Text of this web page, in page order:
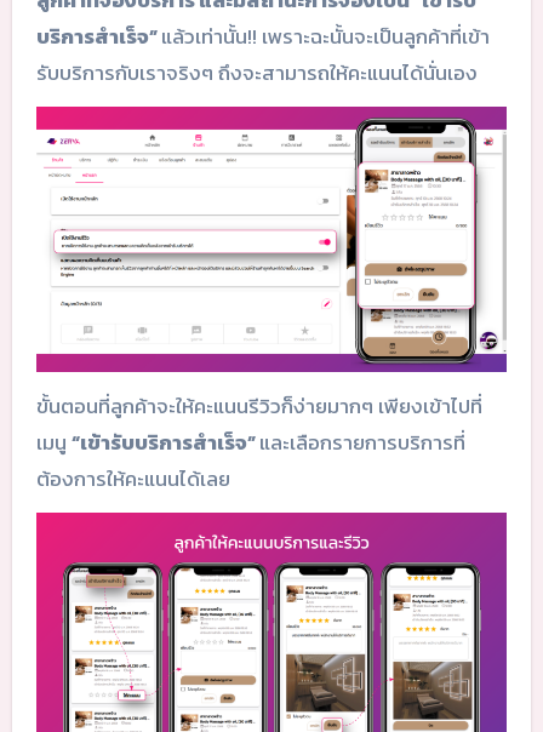
บริการสำเร็จ”แล้วเท่านั้น!! เพราะฉะนั้นจะเป็นลูกค้าที่เข้า
รับบริการกับเราจริงๆ ถึงจะสามารถให้คะแนนได้นั่นเอง
ขั้นตอนที่ลูกค้าจะให้คะแนนรีวิวก็ง่ายมากๆ เพียงเข้าไปที่
เมนู“เข้ารับบริการสำเร็จ”และเลือกรายการบริการที่
ต้องการให้คะแนนได้เลย